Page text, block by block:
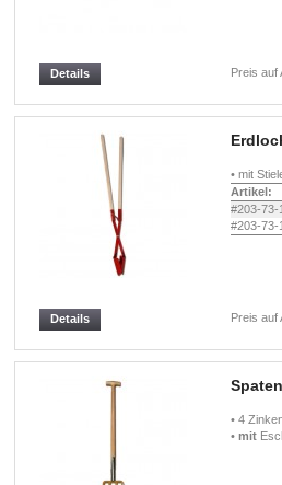
Preis auf
Details
• mit
Artikel:
#203-73-
#203-73-
Preis auf
Details
• 4
• mit